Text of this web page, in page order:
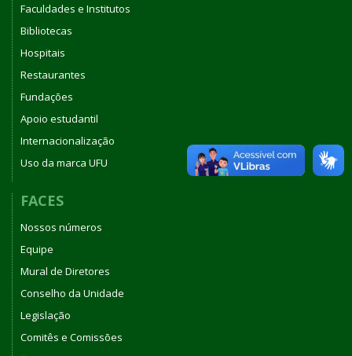
Faculdades e Institutos
Bibliotecas
Hospitais
Restaurantes
Fundações
Apoio estudantil
Internacionalização
Uso da marca UFU
FACES
Nossos números
Equipe
Mural de Diretores
Conselho da Unidade
Legislação
Comitês e Comissões